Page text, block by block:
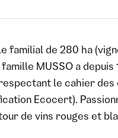
familial de 280 ha
MUSSO a
le cahier
Ecocert).
de vins rouges et